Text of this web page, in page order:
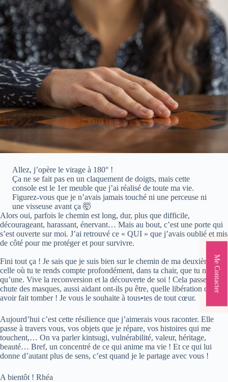
Allez, j’opère le virage à 180° !
Ça ne se fait pas en un claquement de doigts, mais cette
console est le 1er meuble que j’ai réalisé de toute ma vie.
Figurez-vous que je n’avais jamais touché ni une perceuse ni
une visseuse avant ça 🤯
Alors oui, parfois le chemin est long, dur, plus que difficile,
décourageant, harassant, énervant… Mais au bout, c’est une porte qui
s’est ouverte sur moi. J’ai retrouvé ce « QUI » que j’avais oublié et mis
de côté pour me protéger et pour survivre.
Fini tout ça ! Je sais que je suis bien sur le chemin de ma deuxième vie,
celle où tu te rends compte profondément, dans ta chair, que tu n’en as
qu’une. Vive la reconversion et la découverte de soi ! Cela passe par la
chute des masques, aussi aidant ont-ils pu être, quelle libération de les
avoir fait tomber ! Je vous le souhaite à tous•tes de tout cœur.
Aujourd’hui c’est cette résilience que j’aimerais vous raconter. Elle
passe à travers vous, vos objets que je répare, vos histoires qui me
touchent,… On va parler kintsugi, vulnérabilité, valeur, héritage,
beauté… Bref, un concentré de ce qui anime ma vie ! Et ce qui lui
donne d’autant plus de sens, c’est quand je le partage avec vous !
A bientôt ! Rhéa
Me Contacter